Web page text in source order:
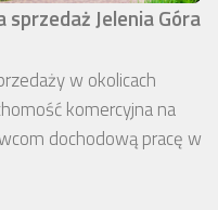
Jelenia Góra
w okolicach
komercyjna na
dochodową pracę w